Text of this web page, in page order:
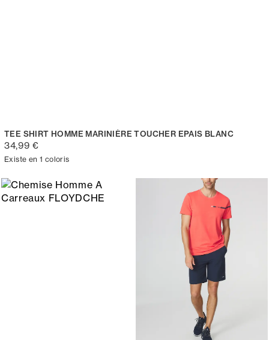
TEE SHIRT HOMME MARINIÈRE TOUCHER EPAIS BLANC
34,99 €
Existe en 1 coloris